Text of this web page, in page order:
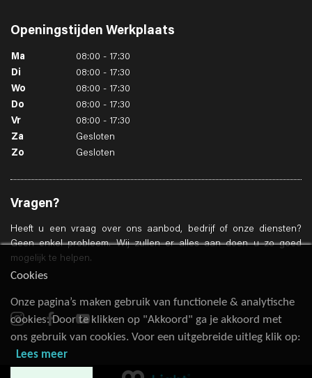
Openingstijden Werkplaats
Ma
08:00 - 17:30
Di
08:00 - 17:30
Wo
08:00 - 17:30
Do
08:00 - 17:30
Vr
08:00 - 17:30
Za
Gesloten
Zo
Gesloten
Vragen?
Heeft u een vraag over ons aanbod, bedrijf of onze diensten?
Geen enkel probleem. Wij zullen er alles aan doen u zo goed
mogelijk te helpen.
Cookies
Onze pagina’s maken gebruik van functionele & analytische
cookies. Door te klikken op "Akkoord" ga je akkoord met
ons gebruik van cookies. Voor een uitgebreide uitleg klik op:
Lees meer